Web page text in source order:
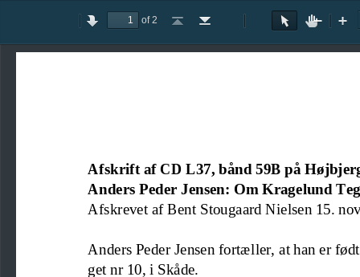
PreviousNext
of 2
Go
Go
Rotate
RotateText
HandZoom
Afskrift af CD L37 , bånd 59B på
Anders Peder Jensen: Om Kragelund
Afskrevet af Bent Stougaard Nielsen 15.
Anders Peder Jensen fortæller, at han er
get nr 10, i Skåde